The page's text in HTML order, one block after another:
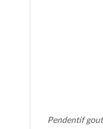
Pendentif